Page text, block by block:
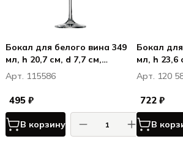
Бокал для белого вина 349
мл, h 20,7 см, d 7,7 см,
Ивенто / Ivento
Арт. 115586
495 ₽
В корзину
Бокал
мл, h 23,6
/ Sensa
Арт. 120
722 ₽
В